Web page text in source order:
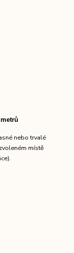
nebo trvalé
místě